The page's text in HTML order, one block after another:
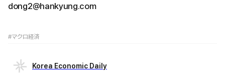
dong2@hankyung.com
#マクロ経済
Korea Economic Daily